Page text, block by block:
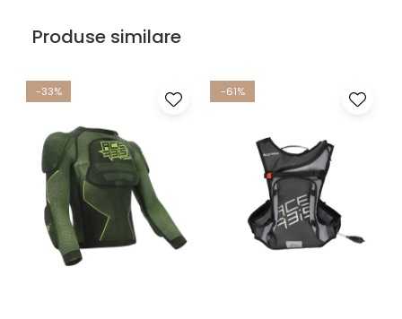
Produse similare
-33% -61%